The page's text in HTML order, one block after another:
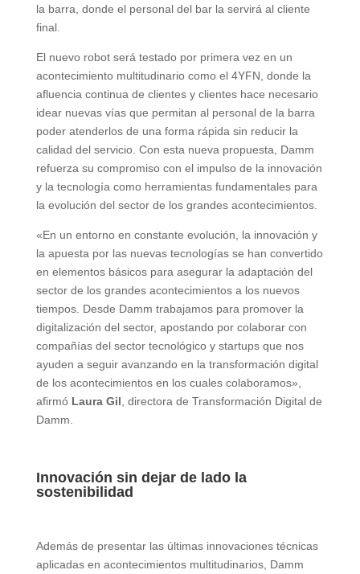
la barra, donde el personal del bar la servirá al cliente
final.
El nuevo robot será testado por primera vez en un
acontecimiento multitudinario como el 4YFN, donde la
afluencia continua de clientes y clientes hace necesario
idear nuevas vías que permitan al personal de la barra
poder atenderlos de una forma rápida sin reducir la
calidad del servicio. Con esta nueva propuesta, Damm
refuerza su compromiso con el impulso de la innovación
y la tecnología como herramientas fundamentales para
la evolución del sector de los grandes acontecimientos.
«En un entorno en constante evolución, la innovación y
la apuesta por las nuevas tecnologías se han convertido
en elementos básicos para asegurar la adaptación del
sector de los grandes acontecimientos a los nuevos
tiempos. Desde Damm trabajamos para promover la
digitalización del sector, apostando por colaborar con
compañías del sector tecnológico y startups que nos
ayuden a seguir avanzando en la transformación digital
de los acontecimientos en los cuales colaboramos»,
afirmó Laura Gil , directora de Transformación Digital de
Damm.
Innovación sin dejar de lado la
sostenibilidad
Además de presentar las últimas innovaciones técnicas
aplicadas en acontecimientos multitudinarios, Damm